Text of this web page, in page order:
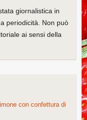
giornalistica in
periodicità. Non può
ai sensi della
con confettura di